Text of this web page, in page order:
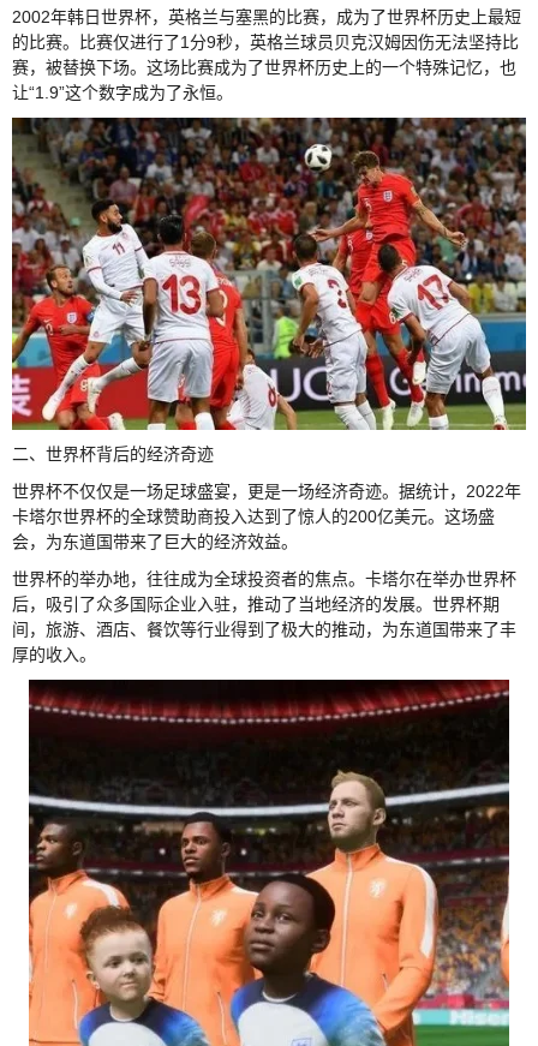
2002年韩日世界杯，英格兰与塞黑的比赛，成为了世界杯历史上最短
的比赛。比赛仅进行了1分9秒，英格兰球员贝克汉姆因伤无法坚持比
赛，被替换下场。这场比赛成为了世界杯历史上的一个特殊记忆，也
让“1.9”这个数字成为了永恒。
二、世界杯背后的经济奇迹
世界杯不仅仅是一场足球盛宴，更是一场经济奇迹。据统计，2022年
卡塔尔世界杯的全球赞助商投入达到了惊人的200亿美元。这场盛
会，为东道国带来了巨大的经济效益。
世界杯的举办地，往往成为全球投资者的焦点。卡塔尔在举办世界杯
后，吸引了众多国际企业入驻，推动了当地经济的发展。世界杯期
间，旅游、酒店、餐饮等行业得到了极大的推动，为东道国带来了丰
厚的收入。